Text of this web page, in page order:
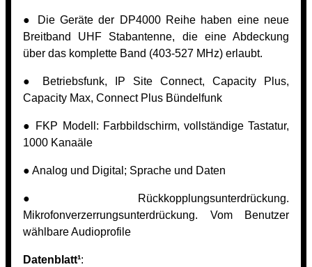
● Die Geräte der DP4000 Reihe haben eine neue
Breitband UHF Stabantenne, die eine Abdeckung
über das komplette Band (403-527 MHz) erlaubt.
● Betriebsfunk, IP Site Connect, Capacity Plus,
Capacity Max, Connect Plus Bündelfunk
● FKP Modell: Farbbildschirm, vollständige Tastatur,
1000 Kanaäle
● Analog und Digital; Sprache und Daten
● Rückkopplungsunterdrückung.
Mikrofonverzerrungsunterdrückung. Vom Benutzer
wählbare Audioprofile
Datenblatt¹: